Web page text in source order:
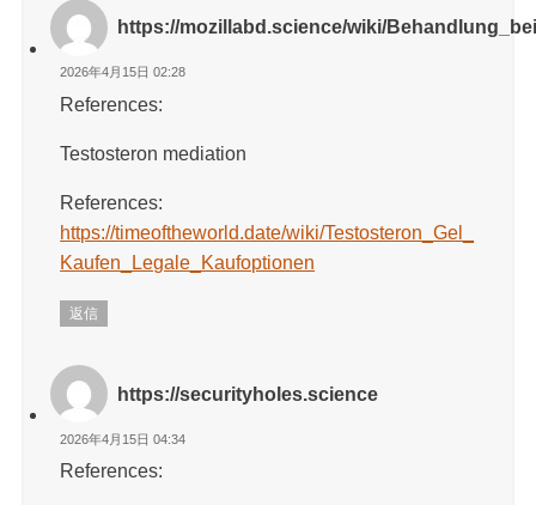
https://mozillabd.science/wiki/
2026年4月15日 02:28
References:
Testosteron mediation
References:
https://timeoftheworld.date/wiki/Testosteron_Gel_
Kaufen_Legale_Kaufoptionen
返信
https://securityholes.science
2026年4月15日 04:34
References: